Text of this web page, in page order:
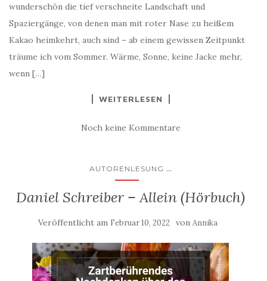
wunderschön die tief verschneite Landschaft und
Spaziergänge, von denen man mit roter Nase zu heißem
Kakao heimkehrt, auch sind – ab einem gewissen Zeitpunkt
träume ich vom Sommer. Wärme, Sonne, keine Jacke mehr,
wenn […]
WEITERLESEN
Noch keine Kommentare
AUTORENLESUNG ...
Daniel Schreiber – Allein (Hörbuch)
Veröffentlicht am Februar 10, 2022 von Annika